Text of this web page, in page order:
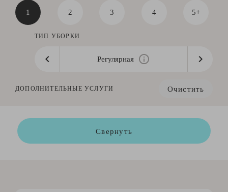
1 2 3 4 5+
ТИП УБОРКИ
Регулярная
ДОПОЛНИТЕЛЬНЫЕ УСЛУГИ Очистить
Свернуть